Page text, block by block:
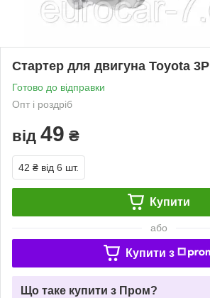
Стартер для двигуна Toyota 3P
Готово до відправки
Опт і роздріб
від 49 ₴
42 ₴ від 6 шт.
Купити
або
Купити з
Що таке купити з Пром?